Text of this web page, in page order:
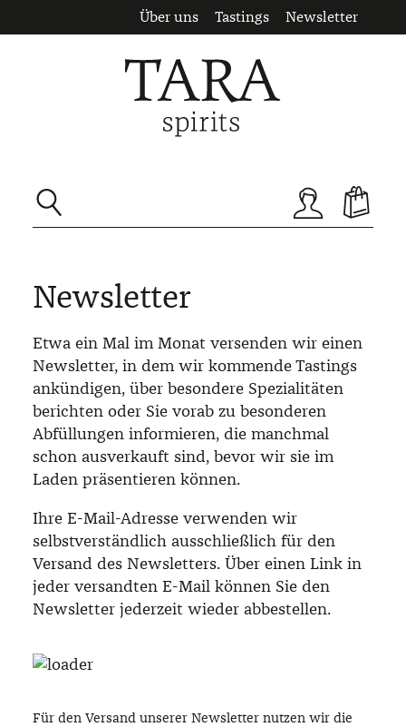
Zum Hauptinhalt springen
Über uns Tastings Newsletter
Newsletter
Etwa ein Mal im Monat versenden wir einen
Newsletter, in dem wir kommende Tastings
ankündigen, über besondere Spezialitäten
berichten oder Sie vorab zu besonderen
Abfüllungen informieren, die manchmal
schon ausverkauft sind, bevor wir sie im
Laden präsentieren können.
Ihre E-Mail-Adresse verwenden wir
selbstverständlich ausschließlich für den
Versand des Newsletters. Über einen Link in
jeder versandten E-Mail können Sie den
Newsletter jederzeit wieder abbestellen.
Für den Versand unserer Newsletter nutzen wir die